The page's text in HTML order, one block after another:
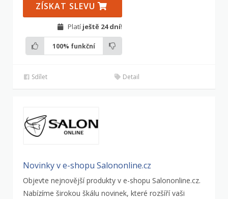
ZÍSKAT SLEVU
Platí ještě 24 dní!
100% funkční
Sdílet Detail
Novinky v e-shopu Salononline.cz
Objevte nejnovější produkty v e-shopu Salononline.cz.
Nabízíme širokou škálu novinek, které rozšíří vaši